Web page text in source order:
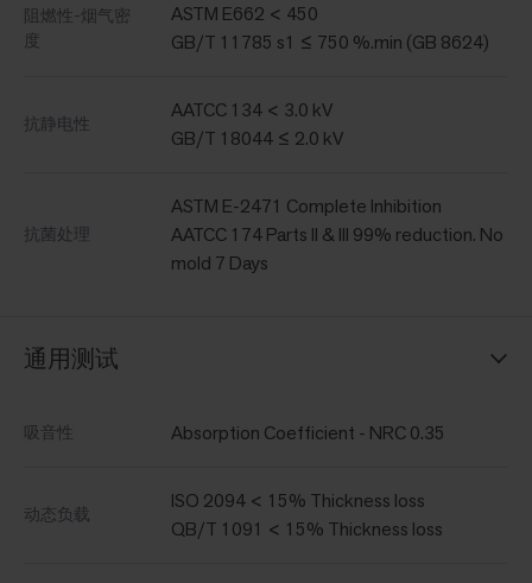
阻燃性-烟气密
度
ASTM E662 < 450
GB/T 11785 s1 ≤ 750 %.min (GB 8624)
抗静电性
AATCC 134 < 3.0 kV
GB/T 18044 ≤ 2.0 kV
抗菌处理
ASTM E-2471 Complete Inhibition
AATCC 174 Parts II & III 99% reduction. No
mold 7 Days
通用测试
吸音性 Absorption Coefficient - NRC 0.35
动态负载
ISO 2094 < 15% Thickness loss
QB/T 1091 < 15% Thickness loss